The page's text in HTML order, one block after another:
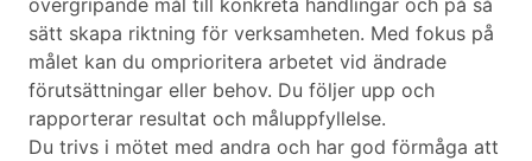
övergripande mål till konkreta handlingar och på så
sätt skapa riktning för verksamheten. Med fokus på
målet kan du omprioritera arbetet vid ändrade
förutsättningar eller behov. Du följer upp och
rapporterar resultat och måluppfyllelse.
Du trivs i mötet med andra och har god förmåga att